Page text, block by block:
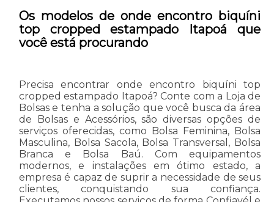
Os modelos de onde encontro biquíni
top cropped estampado Itapoá que
você está procurando
Precisa encontrar onde encontro biquíni top
cropped estampado Itapoá? Conte com a Loja de
Bolsas e tenha a solução que você busca da área
de Bolsas e Acessórios, são diversas opções de
serviços oferecidas, como Bolsa Feminina, Bolsa
Masculina, Bolsa Sacola, Bolsa Transversal, Bolsa
Branca e Bolsa Baú. Com equipamentos
modernos, e instalações em ótimo estado, a
empresa é capaz de suprir a necessidade de seus
clientes, conquistando sua confiança.